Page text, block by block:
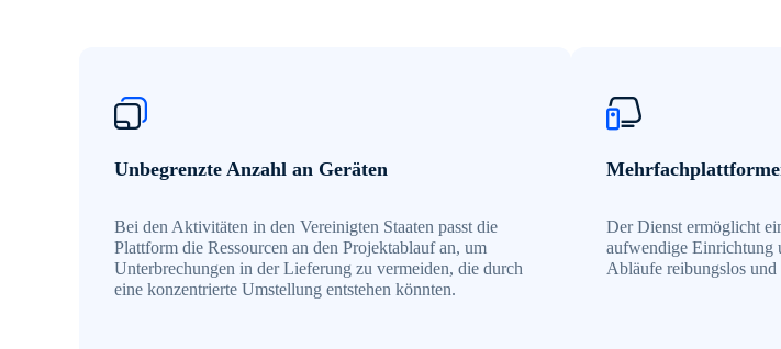
Unbegrenzte Anzahl an Geräten
Bei den Aktivitäten in den Vereinigten Staaten passt die
Plattform die Ressourcen an den Projektablauf an, um
Unterbrechungen in der Lieferung zu vermeiden, die durch
eine konzentrierte Umstellung entstehen könnten.
Der Dienst ermöglicht
aufwendige Einrichtung
Abläufe reibungslos